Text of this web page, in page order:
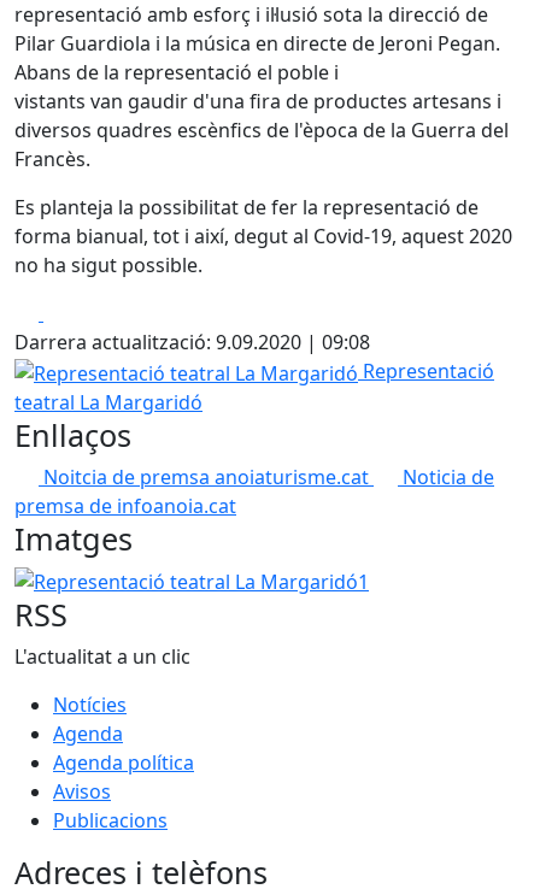
representació amb esforç i il·lusió sota la direcció de
Pilar Guardiola i la música en directe de Jeroni Pegan.
Abans de la representació el poble i
vistants van gaudir d'una fira de productes artesans i
diversos quadres escènfics de l'època de la Guerra del
Francès.
Es planteja la possibilitat de fer la representació de
forma bianual, tot i així, degut al Covid-19, aquest 2020
no ha sigut possible.
Darrera actualització: 9.09.2020 | 09:08
Representació teatral La Margaridó
Representació
teatral La Margaridó
Enllaços
Noitcia de premsa anoiaturisme.cat
Noticia de
premsa de infoanoia.cat
Imatges
Representació teatral La Margaridó1
RSS
L'actualitat a un clic
Notícies
Agenda
Agenda política
Avisos
Publicacions
Adreces i telèfons